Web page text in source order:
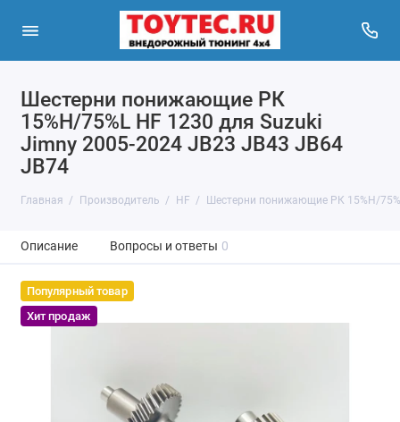
Шестерни понижающие РК
15%H/75%L HF 1230 для Suzuki
Jimny 2005-2024 JB23 JB43 JB64
JB74
Главная Производитель HF Шестерни понижающие РК 15%H/
Описание Вопросы и ответы 0
Популярный товар
Хит продаж